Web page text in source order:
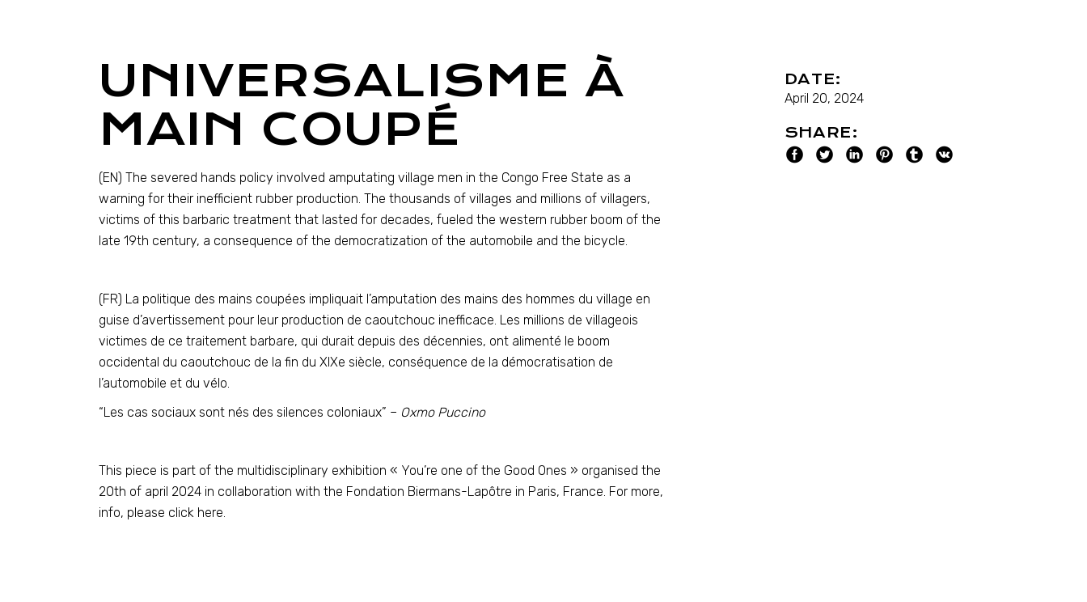
UNIVERSALISME À
MAIN COUPÉ
(EN) The severed hands policy involved amputating village men in the Congo Free State as a
warning for their inefficient rubber production. The thousands of villages and millions of villagers,
victims of this barbaric treatment that lasted for decades, fueled the western rubber boom of the
late 19th century, a consequence of the democratization of the automobile and the bicycle.
(FR) La politique des mains coupées impliquait l’amputation des mains des hommes du village en
guise d’avertissement pour leur production de caoutchouc inefficace. Les millions de villageois
victimes de ce traitement barbare, qui durait depuis des décennies, ont alimenté le boom
occidental du caoutchouc de la fin du XIXe siècle, conséquence de la démocratisation de
l’automobile et du vélo.
“Les cas sociaux sont nés des silences coloniaux” – Oxmo Puccino
This piece is part of the multidisciplinary exhibition « You’re one of the Good Ones » organised the
20th of april 2024 in collaboration with the Fondation Biermans-Lapôtre in Paris, France. For more,
info, please click here.
DATE:
April 20, 2024
SHARE: